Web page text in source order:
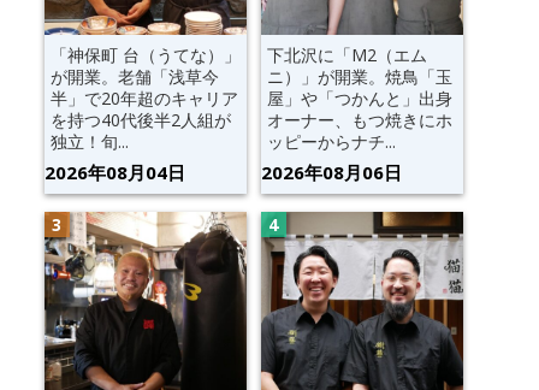
「神保町 台（うてな）」
が開業。老舗「浅草今
半」で20年超のキャリア
を持つ40代後半2人組が
独立！旬...
2026年08月04日
下北沢に「M2（エム
ニ）」が開業。焼鳥「玉
屋」や「つかんと」出身
オーナー、もつ焼きにホ
ッピーからナチ...
2026年08月06日